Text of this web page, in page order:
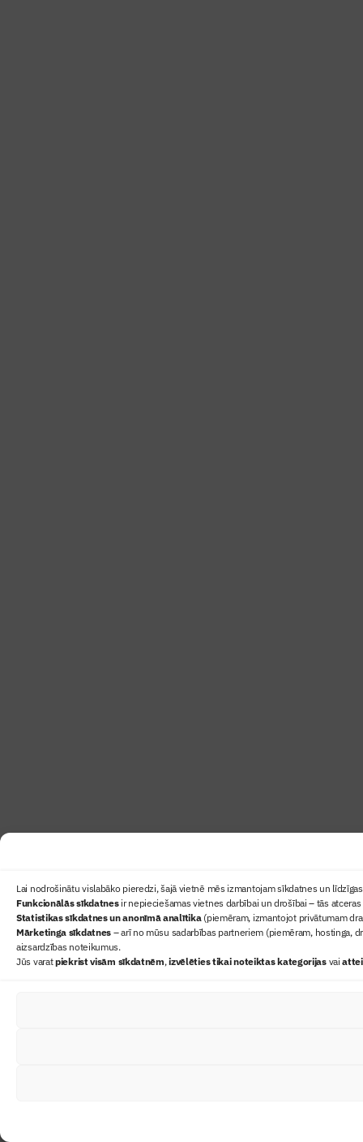
Lai nodrošinātu vislabāko pieredzi, šajā vietnē mēs izmantojam sīkdatnes un
Funkcionālās sīkdatnesir nepieciešamas vietnes darbībai un drošībai – tās
Statistikas sīkdatnes un anonīmā analītika(piemēram, izmantojot privātumam
Mārketinga sīkdatnes – arī no mūsu sadarbības partneriem (piemēram, hostinga,
aizsardzības noteikumus.
Jūs varatpiekrist visām sīkdatnēm,izvēlēties tikai noteiktas kategorijasvai